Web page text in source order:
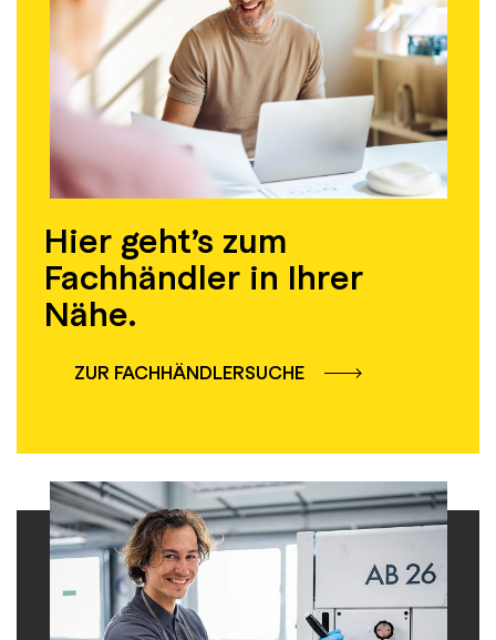
Hier geht’s zum
Fachhändler in Ihrer
Nähe.
ZUR FACHHÄNDLERSUCHE